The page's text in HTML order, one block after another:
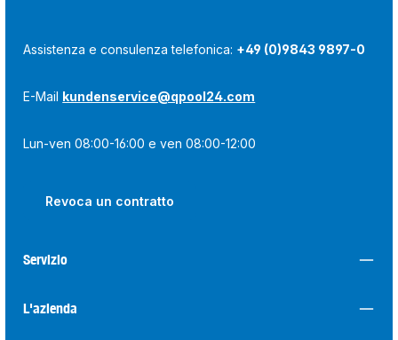
Assistenza e consulenza telefonica: +49 (0)9843 9897-0
E-Mail kundenservice@qpool24.com
Lun-ven 08:00-16:00 e ven 08:00-12:00
Revoca un contratto
Servizio
L'azienda